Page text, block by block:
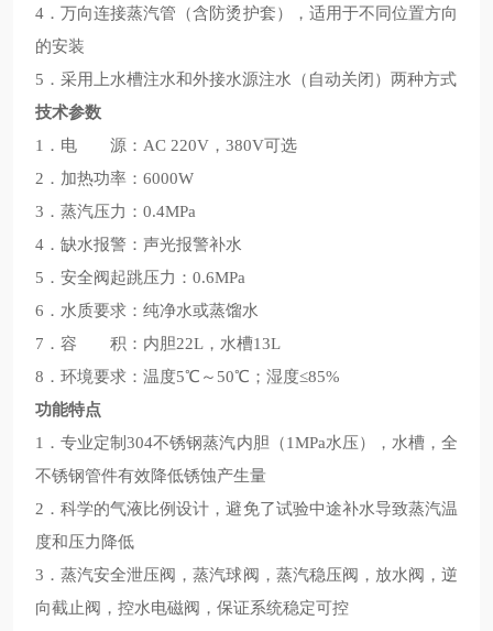
4．万向连接蒸汽管（含防烫护套），适用于不同位置方向
的安装
5．采用上水槽注水和外接水源注水（自动关闭）两种方式
技术参数
1．电 源：AC 220V，380V可选
2．加热功率：6000W
3．蒸汽压力：0.4MPa
4．缺水报警：声光报警补水
5．安全阀起跳压力：0.6MPa
6．水质要求：纯净水或蒸馏水
7．容 积：内胆22L，水槽13L
8．环境要求：温度5℃～50℃；湿度≤85%
功能特点
1．专业定制304不锈钢蒸汽内胆（1MPa水压），水槽，全
不锈钢管件有效降低锈蚀产生量
2．科学的气液比例设计，避免了试验中途补水导致蒸汽温
度和压力降低
3．蒸汽安全泄压阀，蒸汽球阀，蒸汽稳压阀，放水阀，逆
向截止阀，控水电磁阀，保证系统稳定可控